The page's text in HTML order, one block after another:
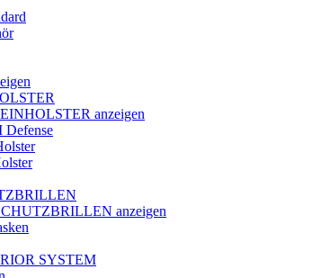
anzeigen
anzeigen
SYSTEM